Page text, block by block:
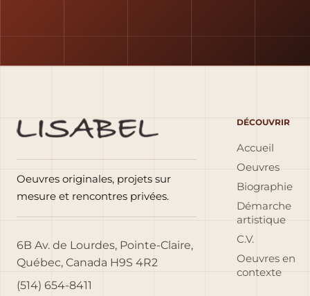
Oeuvres originales, projets sur
mesure et rencontres privées.
6B Av. de Lourdes, Pointe-Claire,
Québec, Canada H9S 4R2
(514) 654-8411
DÉCOUVRIR
Accueil
Oeuvres
Biographie
Démarche
artistique
C.V.
Oeuvres en
contexte